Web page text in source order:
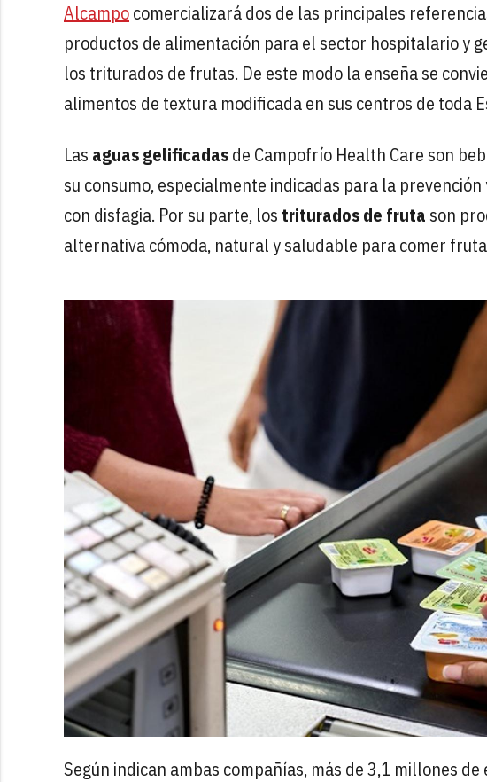
Alcampocomercializará dos de las principales
productos de alimentación para el sector hospitalario y
los triturados de frutas. De este modo la enseña se
alimentos de textura modificada en sus centros de toda
Las aguas gelificadasde Campofrío Health Care son
su consumo, especialmente indicadas para la
con disfagia. Por su parte, los triturados de fruta son
alternativa cómoda, natural y saludable para comer
Según indican ambas compañías, más de 3,1 millones